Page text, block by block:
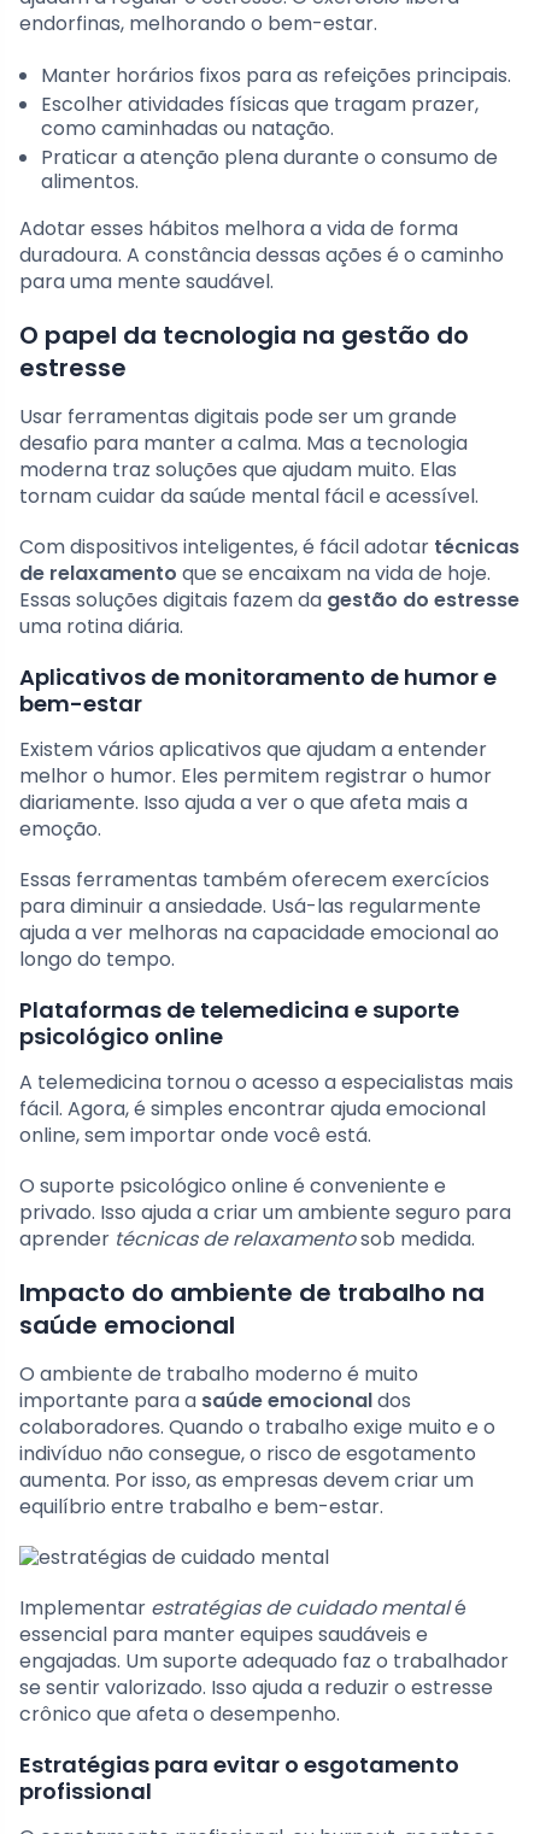
endorfinas, melhorando o bem-estar.
Manter horários fixos para as refeições principais.
Escolher atividades físicas que tragam prazer,
como caminhadas ou natação.
Praticar a atenção plena durante o consumo de
alimentos.
Adotar esses hábitos melhora a vida de forma
duradoura. A constância dessas ações é o caminho
para uma mente saudável.
O papel da tecnologia na gestão do
estresse
Usar ferramentas digitais pode ser um grande
desafio para manter a calma. Mas a tecnologia
moderna traz soluções que ajudam muito. Elas
tornam cuidar da saúde mental fácil e acessível.
Com dispositivos inteligentes, é fácil adotar técnicas
de relaxamento que se encaixam na vida de hoje.
Essas soluções digitais fazem da gestão do estresse
uma rotina diária.
Aplicativos de monitoramento de humor e
bem-estar
Existem vários aplicativos que ajudam a entender
melhor o humor. Eles permitem registrar o humor
diariamente. Isso ajuda a ver o que afeta mais a
emoção.
Essas ferramentas também oferecem exercícios
para diminuir a ansiedade. Usá-las regularmente
ajuda a ver melhoras na capacidade emocional ao
longo do tempo.
Plataformas de telemedicina e suporte
psicológico online
A telemedicina tornou o acesso a especialistas mais
fácil. Agora, é simples encontrar ajuda emocional
online, sem importar onde você está.
O suporte psicológico online é conveniente e
privado. Isso ajuda a criar um ambiente seguro para
aprender técnicas de relaxamentosob medida.
Impacto do ambiente de trabalho na
saúde emocional
O ambiente de trabalho moderno é muito
importante para a saúde emocionaldos
colaboradores. Quando o trabalho exige muito e o
indivíduo não consegue, o risco de esgotamento
aumenta. Por isso, as empresas devem criar um
equilíbrio entre trabalho e bem-estar.
Implementar estratégias de cuidado mentalé
essencial para manter equipes saudáveis e
engajadas. Um suporte adequado faz o trabalhador
se sentir valorizado. Isso ajuda a reduzir o estresse
crônico que afeta o desempenho.
Estratégias para evitar o esgotamento
profissional